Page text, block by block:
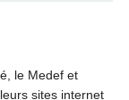
le Medef et
sites internet